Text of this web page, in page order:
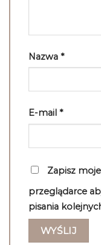
Nazwa *
E-mail *
Zapisz
przeglądarce
pisania